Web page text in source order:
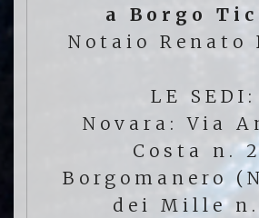
a Borgo
Notaio Renato
LE SEDI:
Novara: Via
Costa n.
Borgomanero
dei Mille n.